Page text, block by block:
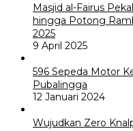
Masjid al-Fairus
hingga Potong
2025
9 April 2025
596 Sepeda Motor
Pubalingga
12 Januari 2024
Wujudkan Zero